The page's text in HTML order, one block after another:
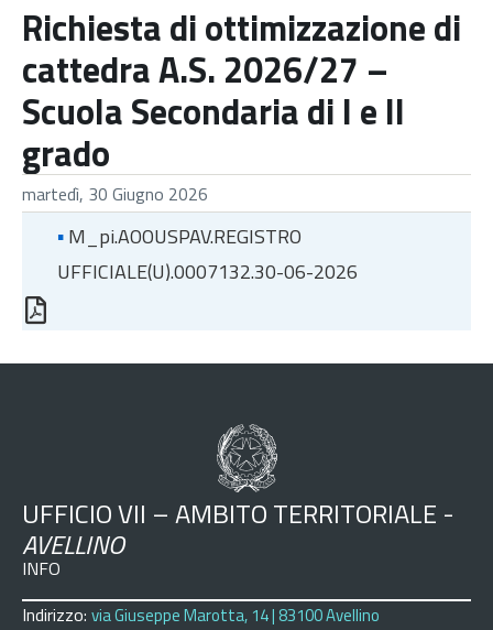
Richiesta di ottimizzazione di
cattedra A.S. 2026/27 –
Scuola Secondaria di I e II
grado
martedì, 30 Giugno 2026
▪M_pi.AOOUSPAV.REGISTRO
UFFICIALE(U).0007132.30-06-2026
UFFICIO VII – AMBITO TERRITORIALE -
AVELLINO
INFO
Indirizzo: via Giuseppe Marotta, 14 | 83100 Avellino